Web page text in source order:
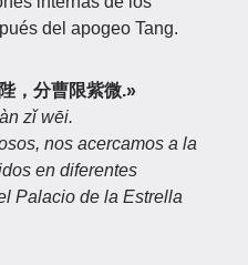
del apogeo Tang.
，分曹限紫微.»
zǐ wēi.
nos acercamos a la
en diferentes
Palacio de la Estrella